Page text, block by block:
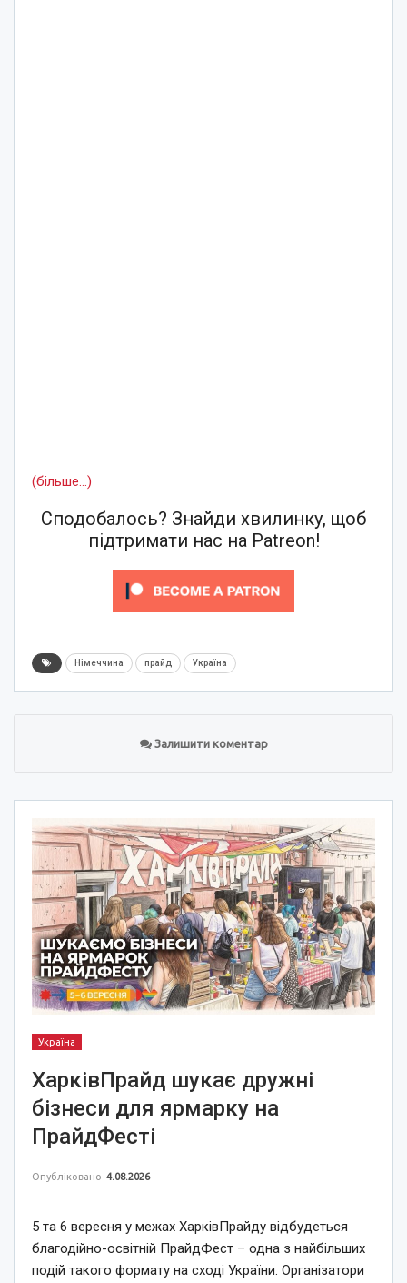
(більше…)
Сподобалось? Знайди хвилинку, щоб
підтримати нас на Patreon!
Німеччина прайд Україна
Залишити коментар
Україна
ХарківПрайд шукає дружні
бізнеси для ярмарку на
ПрайдФесті
Опубліковано 4.08.2026
5 та 6 вересня у межах ХарківПрайду відбудеться
благодійно-освітній ПрайдФест – одна з найбільших
подій такого формату на сході України. Організатори